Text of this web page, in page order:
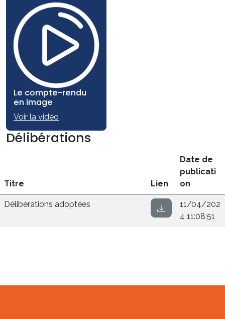
Le compte-rendu
en image
Voir la vidéo
Délibérations
Titre Lien
Date de
publicati
on
Délibérations adoptées
11/04/202
4 11:08:51